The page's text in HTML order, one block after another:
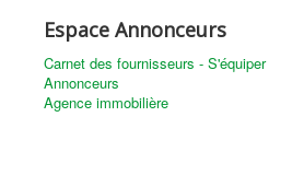
Espace Annonceurs
Carnet des fournisseurs - S'équiper
Annonceurs
Agence immobilière